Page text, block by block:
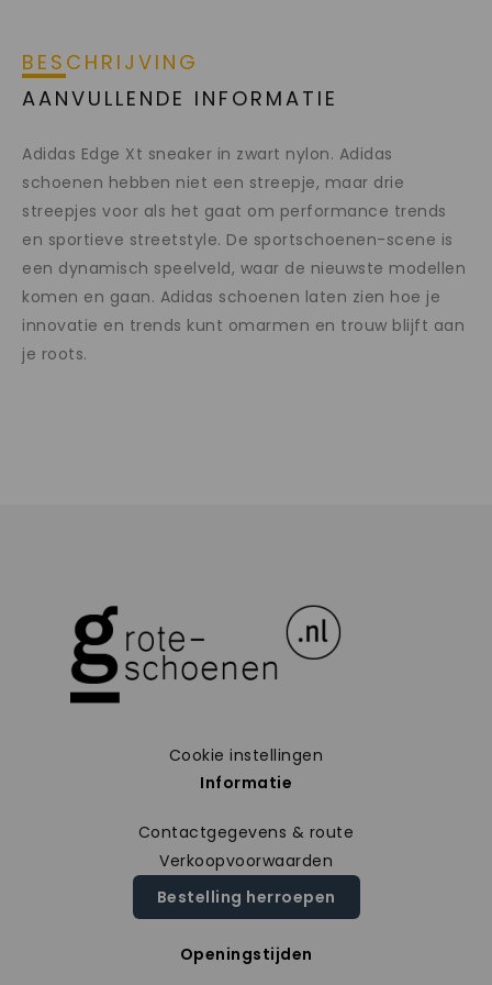
BESCHRIJVING
AANVULLENDE INFORMATIE
Adidas Edge Xt sneaker in zwart nylon. Adidas
schoenen hebben niet een streepje, maar drie
streepjes voor als het gaat om performance trends
en sportieve streetstyle. De sportschoenen-scene is
een dynamisch speelveld, waar de nieuwste modellen
komen en gaan. Adidas schoenen laten zien hoe je
innovatie en trends kunt omarmen en trouw blijft aan
je roots.
Cookie instellingen
Informatie
Contactgegevens & route
Verkoopvoorwaarden
Bestelling herroepen
Openingstijden